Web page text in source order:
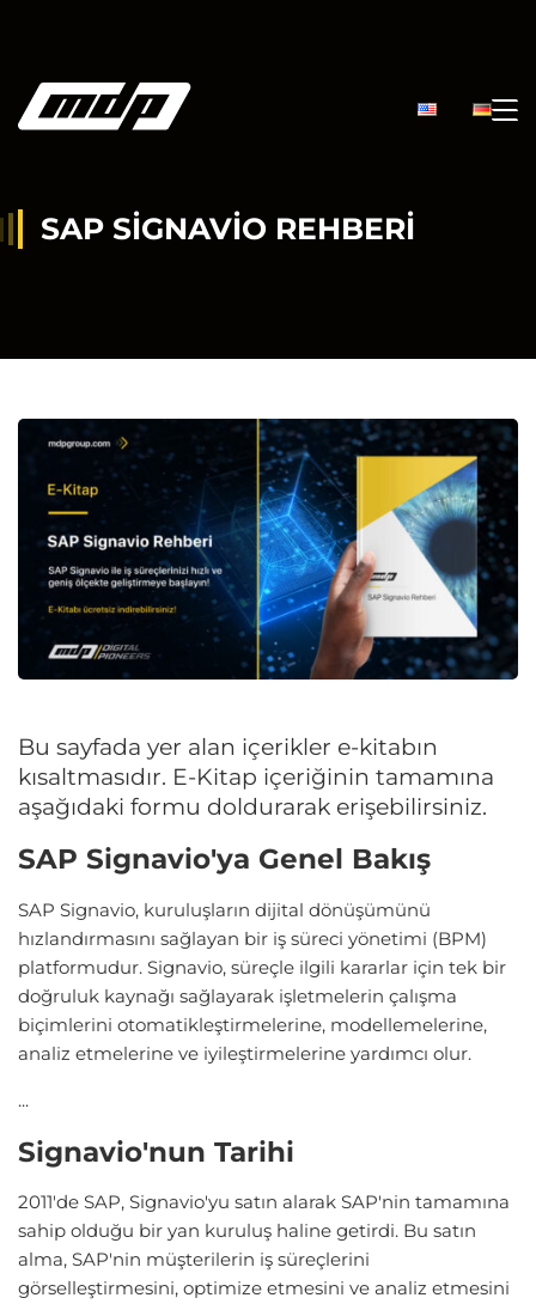
SAP SIGNAVIO REHBERI
Bu sayfada yer alan içerikler e-kitabın
kısaltmasıdır. E-Kitap içeriğinin tamamına
aşağıdaki formu doldurarak erişebilirsiniz.
SAP Signavio'ya Genel Bakış
SAP Signavio, kuruluşların dijital dönüşümünü
hızlandırmasını sağlayan bir iş süreci yönetimi (BPM)
platformudur. Signavio, süreçle ilgili kararlar için tek bir
doğruluk kaynağı sağlayarak işletmelerin çalışma
biçimlerini otomatikleştirmelerine, modellemelerine,
analiz etmelerine ve iyileştirmelerine yardımcı olur.
...
Signavio'nun Tarihi
2011'de SAP, Signavio'yu satın alarak SAP'nin tamamına
sahip olduğu bir yan kuruluş haline getirdi. Bu satın
alma, SAP'nin müşterilerin iş süreçlerini
görselleştirmesini, optimize etmesini ve analiz etmesini